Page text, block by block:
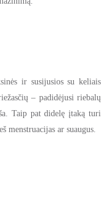
ir susijusios su keliais
– padidėjusi riebalų
Taip pat didelę įtaką turi
menstruacijas ar suaugus.